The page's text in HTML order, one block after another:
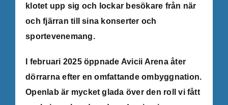
klotet upp sig och lockar besökare från när
och fjärran till sina konserter och
sportevenemang.
I februari 2025 öppnade Avicii Arena åter
dörrarna efter en omfattande ombyggnation.
Openlab är mycket glada över den roll vi fått